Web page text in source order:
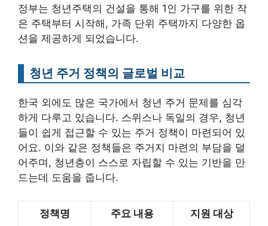
정부는 청년주택의 건설을 통해 1인 가구를 위한 작
은 주택부터 시작해, 가족 단위 주택까지 다양한 옵
션을 제공하게 되었습니다.
청년 주거 정책의 글로벌 비교
한국 외에도 많은 국가에서 청년 주거 문제를 심각
하게 다루고 있습니다. 스위스나 독일의 경우, 청년
들이 쉽게 접근할 수 있는 주거 정책이 마련되어 있
어요. 이와 같은 정책들은 주거지 마련의 부담을 덜
어주며, 청년층이 스스로 자립할 수 있는 기반을 만
드는데 도움을 줍니다.
정책명 주요 내용 지원 대상